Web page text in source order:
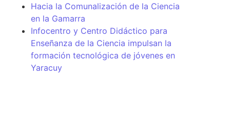
Hacia la Comunalización de la Ciencia
en la Gamarra
Infocentro y Centro Didáctico para
Enseñanza de la Ciencia impulsan la
formación tecnológica de jóvenes en
Yaracuy